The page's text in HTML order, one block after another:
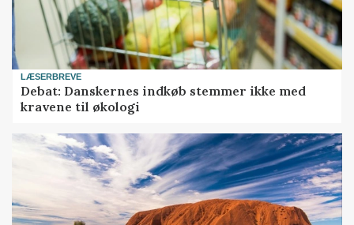
LÆSERBREVE
Debat: Danskernes indkøb stemmer ikke med
kravene til økologi